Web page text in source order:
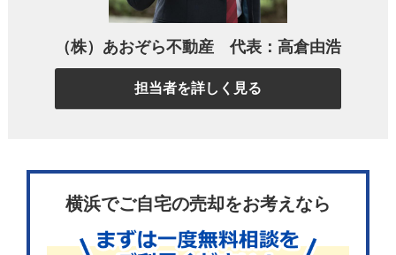
今回は、自分が住んでいたマンションの売却でし
切って買い替えた方が良いと決断しました。
新しい住まいへの移住を決めたとき、真っ先に思い
（株）あおぞら不動産 代表：高倉由浩
担当者を詳しく見る
横浜でご自宅の売却をお考えなら